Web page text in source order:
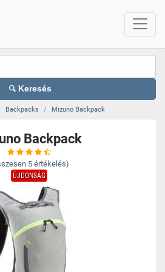
Keresés
Backpacks Mizuno Backpack
Backpack
5 értékelés)
ÚJDONSÁG